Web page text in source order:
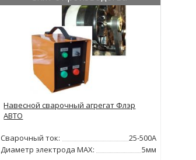
Навесной сварочный агрегат Флэр
АВТО
Сварочный ток:
25-500А
Диаметр электрода MAX:
5мм